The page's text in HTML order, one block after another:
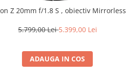
Z 20mm f/1.8 S , obiectiv Mirrorless
5.799,00 Lei5.399,00 Lei
ADAUGA IN COS